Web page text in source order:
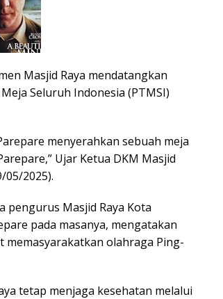
Masjid Raya mendatangkan
Seluruh Indonesia (PTMSI)
menyerahkan sebuah meja
Ujar Ketua DKM Masjid
05/2025).
pengurus Masjid Raya Kota
pada masanya, mengatakan
memasyarakatkan olahraga Ping-
tetap menjaga kesehatan melalui